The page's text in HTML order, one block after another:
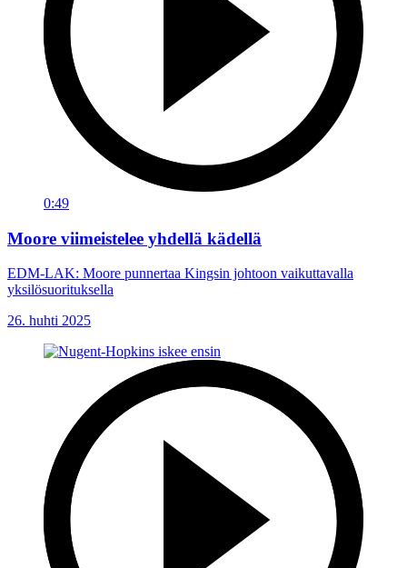
0:49
Moore viimeistelee yhdellä kädellä
EDM-LAK: Moore punnertaa Kingsin johtoon vaikuttavalla
yksilösuorituksella
26. huhti 2025